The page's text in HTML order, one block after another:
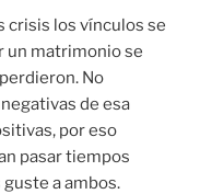
crisis los vínculos se
un matrimonio se
No
de esa
por eso
pasar tiempos
a ambos.